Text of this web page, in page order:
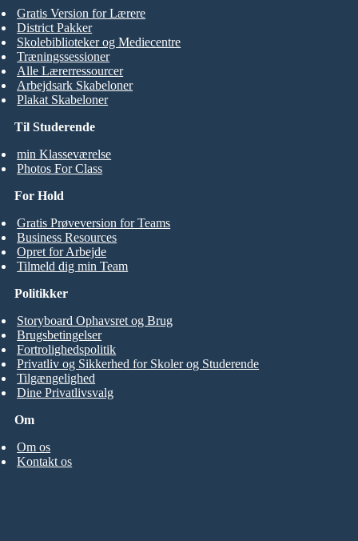
Til Studerende
min Klasseværelse
Photos For Class
Gratis Version for Lærere
District Pakker
Skolebiblioteker og Mediecentre
Træningssessioner
Alle Lærerressourcer
Arbejdsark Skabeloner
Plakat Skabeloner
For Hold
Gratis Prøveversion for Teams
Business Resources
Opret for Arbejde
Tilmeld dig min Team
Om
Om os
Kontakt os
Politikker
Storyboard Ophavsret og Brug
Brugsbetingelser
Fortrolighedspolitik
Privatliv og Sikkerhed for Skoler og Studerende
Tilgængelighed
Dine Privatlivsvalg